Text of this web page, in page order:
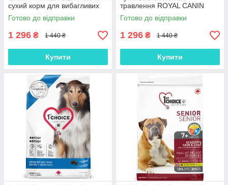
сухий корм для вибагливих
собак дрібних порід, 3 кг
Готово до відправки
1 296 ₴ 1 440 ₴
Купити
травлення ROYAL CANIN
MINI DIGESTIVE CARE 3 кг, 3
кг
Готово до відправки
1 296 ₴ 1 440 ₴
Купити